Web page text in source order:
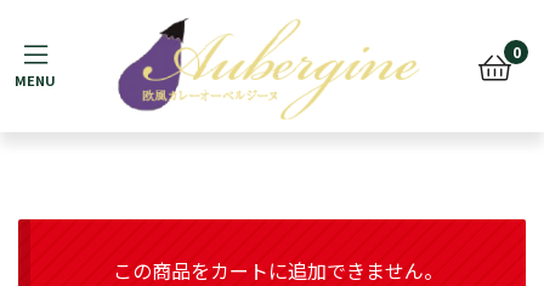
0
Menu
この商品をカートに追加できません。